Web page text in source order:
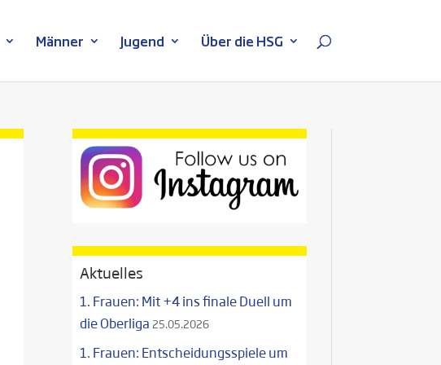
Männer Jugend Über die HSG
Aktuelles
1. Frauen: Mit +4 ins finale Duell um
die Oberliga 25.05.2026
1. Frauen: Entscheidungsspiele um